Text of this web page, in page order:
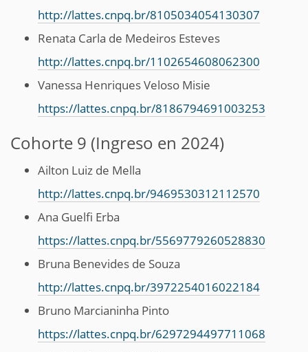
http://lattes.cnpq.br/8105034054130307
Renata Carla de Medeiros Esteves
http://lattes.cnpq.br/1102654608062300
Vanessa Henriques Veloso Misie
https://lattes.cnpq.br/8186794691003253
Cohorte 9 (Ingreso en 2024)
Ailton Luiz de Mella
http://lattes.cnpq.br/9469530312112570
Ana Guelfi Erba
https://lattes.cnpq.br/5569779260528830
Bruna Benevides de Souza
http://lattes.cnpq.br/3972254016022184
Bruno Marcianinha Pinto
https://lattes.cnpq.br/6297294497711068